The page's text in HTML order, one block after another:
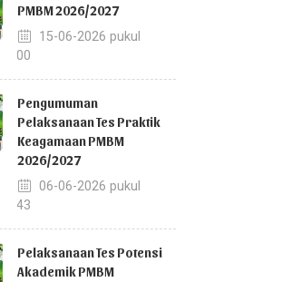
PMBM 2026/2027
15-06-2026 pukul
12:00
Pengumuman
Pelaksanaan Tes Praktik
Keagamaan PMBM
2026/2027
06-06-2026 pukul
08:43
Pelaksanaan Tes Potensi
Akademik PMBM